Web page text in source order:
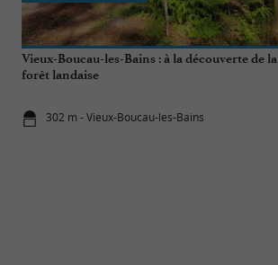
Vieux-Boucau-les-Bains : à la découverte de la
forêt landaise
302 m - Vieux-Boucau-les-Bains